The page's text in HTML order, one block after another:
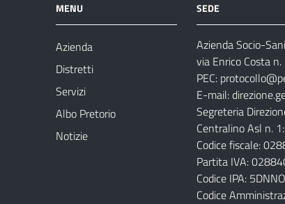
MENU
Azienda
Distretti
Servizi
Albo Pretorio
Notizie
SEDE
Azienda Socio-
via Enrico Costa n.
PEC:
E-mail:
Segreteria
Centralino Asl n.
Codice fiscale:
Partita IVA:
Codice IPA:
Codice